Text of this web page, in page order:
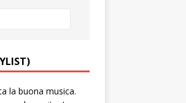
la buona musica.